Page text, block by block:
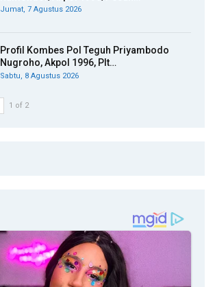
Jumat, 7 Agustus 2026
Profil Kombes Pol Teguh Priyambodo
Nugroho, Akpol 1996, Plt…
Sabtu, 8 Agustus 2026
1 of 2